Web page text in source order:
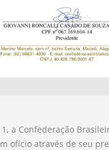
a Confederação
ofício através de seu